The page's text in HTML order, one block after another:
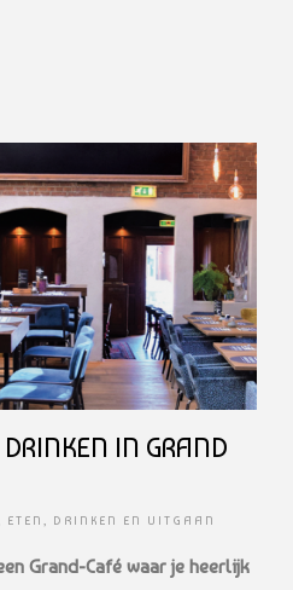
IN GRAND
ETEN, DRINKEN EN UITGAAN
Grand-Café waar je heerlijk